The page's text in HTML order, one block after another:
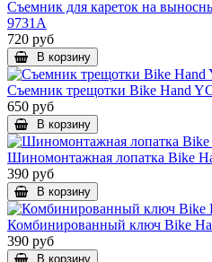
Съемник для кареток на
9731A
720 руб
В корзину
Съемник трещотки Bike Hand
650 руб
В корзину
Шиномонтажная лопатка Bike
390 руб
В корзину
Комбинированный ключ Bike
390 руб
В корзину